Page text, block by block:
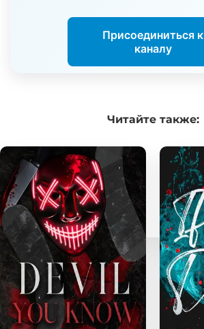
Присоединиться к
каналу
Читайтетакже: